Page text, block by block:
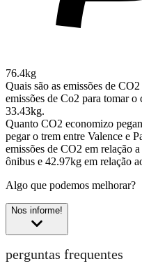
76.4kg
Quais são as emissões de
emissões de Co2 para tomar
33.43kg.
Quanto CO2 economizo
pegar o trem entre Valence e
emissões de CO2 em relação
ônibus e 42.97kg em relação
Algo que podemos melhorar?
Nos informe!
perguntas frequentes